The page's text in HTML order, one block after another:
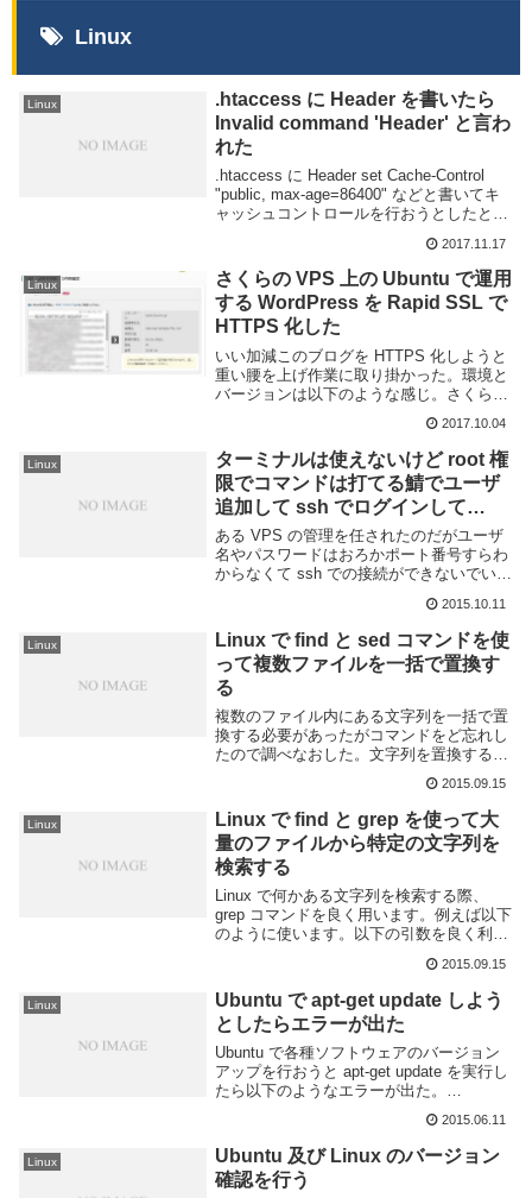
Linux
Linux
.htaccess に Header を書いたら
Invalid command 'Header' と言わ
れた
.htaccess に Header set Cache-Control
"public, max-age=86400" などと書いてキ
ャッシュコントロールを行おうとしたとこ
2017.11.17
Linux
さくらの VPS 上の Ubuntu で運用
する WordPress を Rapid SSL で
HTTPS 化した
いい加減このブログを HTTPS 化しようと
重い腰を上げ作業に取り掛かった。環境と
バージョンは以下のような感じ。さくらの
2.4Wordpress 4.8.2以下作業ログ。思い出
しながら書...
2017.10.04
Linux
ターミナルは使えないけど root 権
限でコマンドは打てる鯖でユーザ
追加して ssh でログインして
sudo できるようになるまで
ある VPS の管理を任されたのだがユーザ
名やパスワードはおろかポート番号すらわ
からなくて ssh での接続ができないでい
んでや。一応、VPS の管理画面に root 権
限でコマンドを実行できるページが...
2015.10.11
Linux
Linux で find と sed コマンドを使
って複数ファイルを一括で置換す
る
複数のファイル内にある文字列を一括で置
換する必要があったがコマンドをど忘れし
たので調べなおした。文字列を置換する場
find, xargs を以下のように組み合わせる事
で複数ファイルを同時に置換する...
2015.09.15
Linux
Linux で find と grep を使って大
量のファイルから特定の文字列を
検索する
Linux で何かある文字列を検索する際、
grep コマンドを良く用います。例えば以下
のように使います。以下の引数を良く利用
字指定した数字分、前後行を表示する-n行
番号を表示する-i検索時に大文字と小...
2015.09.15
Linux
Ubuntu で apt-get update しよう
としたらエラーが出た
Ubuntu で各種ソフトウェアのバージョン
アップを行おうと apt-get update を実行し
たら以下のようなエラーが出た。
Temporary failure resolving とあるので
DNS がうまく動いていないのだろう。も
し...
2015.06.11
Linux
Ubuntu 及び Linux のバージョン
確認を行う